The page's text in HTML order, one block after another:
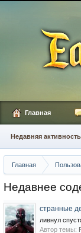
Главная
Недавнее
странные
ливнул
Автор темы:
Главная
Недавняя активность